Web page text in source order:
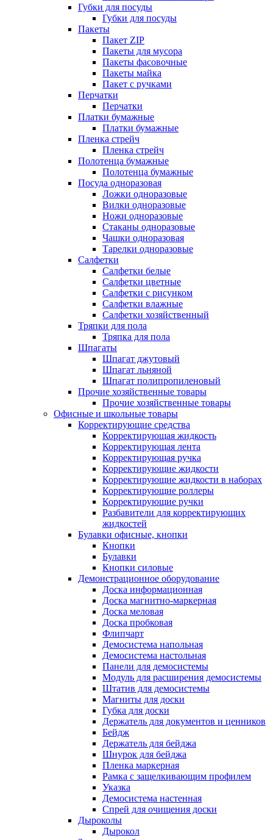
Губки для посуды
Губки для посуды
Пакеты
Пакет ZIP
Пакеты для мусора
Пакеты фасовочные
Пакеты майка
Пакет с ручками
Перчатки
Перчатки
Платки бумажные
Платки бумажные
Пленка стрейч
Пленка стрейч
Полотенца бумажные
Полотенца бумажные
Посуда одноразовая
Ложки одноразовые
Вилки одноразовые
Ножи одноразовые
Стаканы одноразовые
Чашки одноразовая
Тарелки одноразовые
Салфетки
Салфетки белые
Салфетки цветные
Салфетки с рисунком
Салфетки влажные
Салфетки хозяйственный
Тряпки для пола
Тряпка для пола
Шпагаты
Шпагат джутовый
Шпагат льняной
Шпагат полипропиленовый
Прочие хозяйственные товары
Прочие хозяйственные товары
Офисные и школьные товары
Корректирующие средства
Корректирующая жидкость
Корректирующая лента
Корректирующая ручка
Корректирующие жидкости
Корректирующие жидкости в наборах
Корректирующие роллеры
Корректирующие ручки
Разбавители для корректирующих
жидкостей
Булавки офисные, кнопки
Кнопки
Булавки
Кнопки силовые
Демонстрационное оборудование
Доска информационная
Доска магнитно-маркерная
Доска меловая
Доска пробковая
Флипчарт
Демосистема напольная
Демосистема настольная
Панели для демосистемы
Модуль для расширения демосистемы
Штатив для демосистемы
Магниты для доски
Губка для доски
Держатель для документов и ценников
Бейдж
Держатель для бейджа
Шнурок для бейджа
Пленка маркерная
Рамка с защелкивающим профилем
Указка
Демосистема настенная
Спрей для очищения доски
Дыроколы
Дырокол